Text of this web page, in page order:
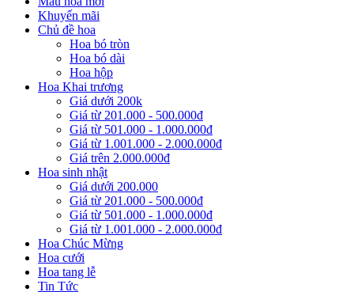
Khuyến mãi
Chủ đề hoa
Hoa bó tròn
Hoa bó dài
Hoa hộp
Hoa Khai trương
Giá dưới 200k
Giá từ 201.000 - 500.000đ
Giá từ 501.000 - 1.000.000đ
Giá từ 1.001.000 - 2.000.000đ
Giá trên 2.000.000đ
Hoa sinh nhật
Giá dưới 200.000
Giá từ 201.000 - 500.000đ
Giá từ 501.000 - 1.000.000đ
Giá từ 1.001.000 - 2.000.000đ
Hoa Chúc Mừng
Hoa cưới
Hoa tang lễ
Tin Tức